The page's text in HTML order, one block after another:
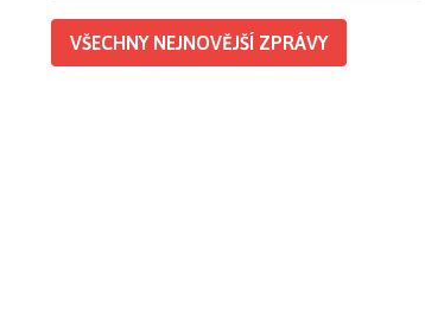
VŠECHNY NEJNOVĚJŠÍ ZPRÁVY